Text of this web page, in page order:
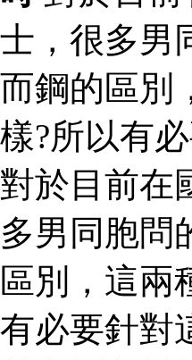
士，很多男
而鋼的區別
樣?所以有
對於目前在
多男同胞問
區別，這兩
有必要針對